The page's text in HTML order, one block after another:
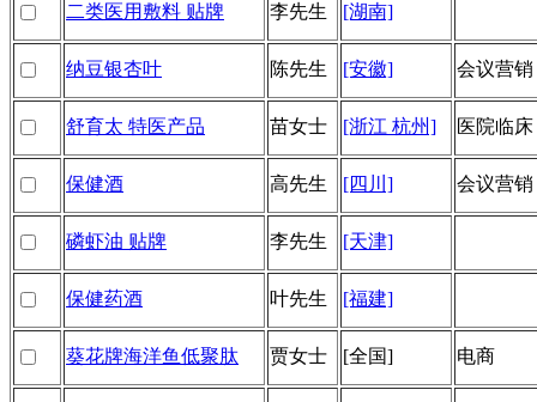
二类医用敷料 贴牌 李先生 [湖南]
纳豆银杏叶 陈先生 [安徽] 会议营销
舒育太 特医产品 苗女士 [浙江 杭州] 医院临床
保健酒 高先生 [四川] 会议营销
磷虾油 贴牌 李先生 [天津]
保健药酒 叶先生 [福建]
葵花牌海洋鱼低聚肽 贾女士 [全国] 电商